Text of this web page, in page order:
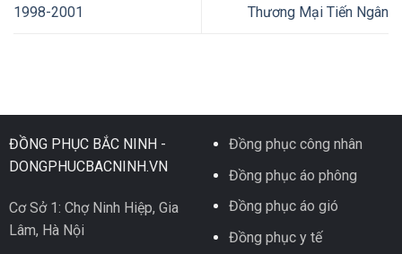
1998-2001
Thương Mại Tiến Ngân
ĐỒNG PHỤC BẮC NINH -
DONGPHUCBACNINH.VN
Cơ Sở 1: Chợ Ninh Hiệp, Gia
Lâm, Hà Nội
Đồng phục công nhân
Đồng phục áo phông
Đồng phục áo gió
Đồng phục y tế